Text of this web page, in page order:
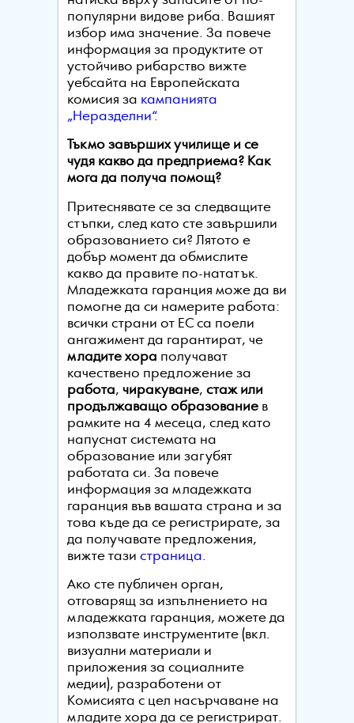
популярни видове риба. Вашият
избор има значение. За повече
информация за продуктите от
устойчиво рибарство вижте
уебсайта на Европейската
комисия за кампанията
„Неразделни“.
Тъкмо завърших училище и се
чудя какво да предприема? Как
мога да получа помощ?
Притеснявате се за следващите
стъпки, след като сте завършили
образованието си? Лятото е
добър момент да обмислите
какво да правите по-нататък.
Младежката гаранция може да ви
помогне да си намерите работа:
всички страни от ЕС са поели
ангажимент да гарантират, че
младите хора получават
качествено предложение за
работа, чиракуване, стаж или
продължаващо образованиев
рамките на 4 месеца, след като
напуснат системата на
образование или загубят
работата си. За повече
информация за младежката
гаранция във вашата страна и за
това къде да се регистрирате, за
да получавате предложения,
вижте тази страница
Ако сте публичен орган,
отговарящ за изпълнението на
младежката гаранция, можете да
използвате инструментите (вкл.
визуални материали и
приложения за социалните
медии), разработени от
Комисията с цел насърчаване на
младите хора да се регистрират.